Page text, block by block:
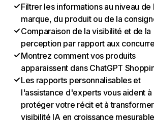
Filtrer les informations au niveau de
marque, du produit ou de la
Comparaison de la visibilité et de la
perception par rapport aux
Montrez comment vos produits
apparaissent dans ChatGPT
Les rapports personnalisables et
l'assistance d'experts vous aident à
protéger votre récit et à
visibilité IA en croissance